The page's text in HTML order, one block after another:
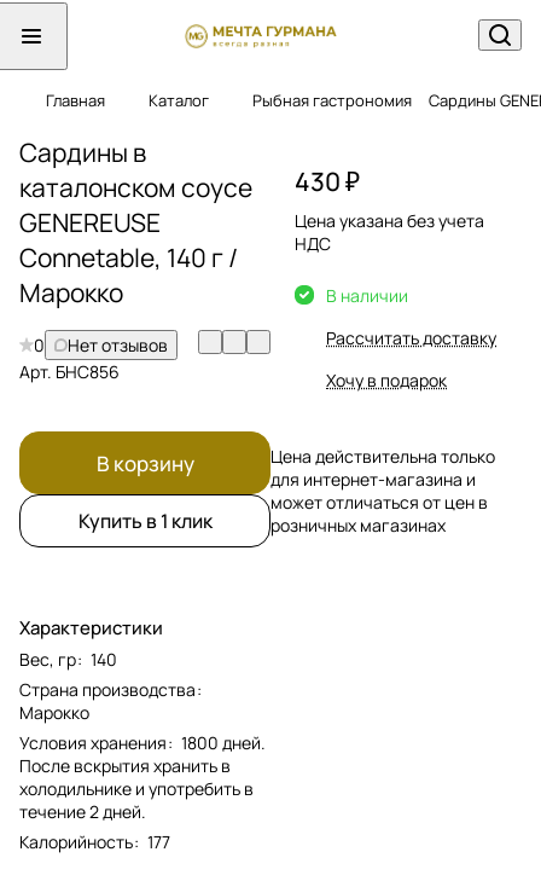
Главная Каталог Рыбная гастрономия Сардины
Сардины в
каталонском соусе
GENEREUSE
Connetable, 140 г /
Марокко
0
Нет отзывов
Арт. БНС856
В корзину
Купить в 1 клик
Характеристики
Вес, гр: 140
Страна производства:
Марокко
Условия хранения: 1800 дней.
После вскрытия хранить в
холодильнике и употребить в
течение 2 дней.
Калорийность: 177
430 ₽
Цена указана без учета
НДС
В наличии
Рассчитать доставку
Хочу в подарок
Цена действительна только
для интернет-магазина и
может отличаться от цен в
розничных магазинах